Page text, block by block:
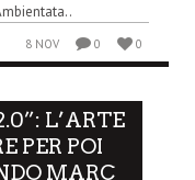
8 NOV 0 0
L’ARTE
PER POI
MARC